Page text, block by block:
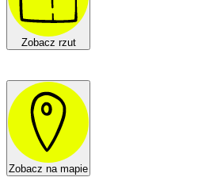
Zobacz rzut
Zobacz na mapie